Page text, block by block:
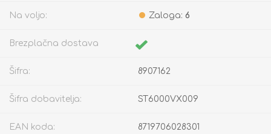
Na voljo: Zaloga: 6
Brezplačna dostava
Šifra: 8907162
Šifra dobavitelja: ST6000VX009
EAN koda: 8719706028301